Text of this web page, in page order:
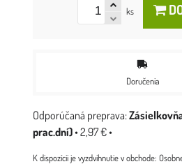
ks
Doručenia
prac.dní)•2,97 €•